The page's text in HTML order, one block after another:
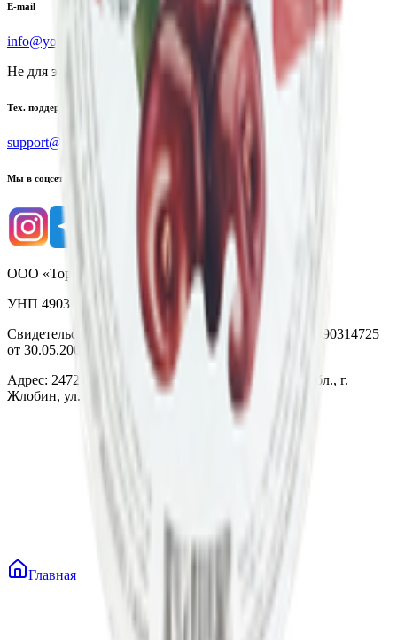
E-mail
info@yoda.by
Не для электронных обращений
Тех. поддержка
support@yoda.by
Мы в соцсетях
ООО «Торговая сеть «Продмир»
УНП 490314725
Свидетельство о государственной регистрации № 490314725
от 30.05.2003г выдано Гомельским облисполкомом
Адрес: 247210, Республика Беларусь, Гомельская обл., г.
Жлобин, ул. Козлова 2-А
Главная